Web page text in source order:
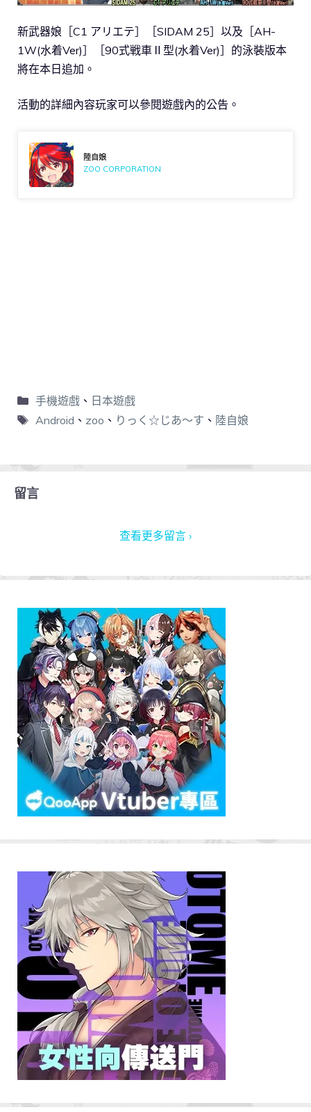
新武器娘［C1 アリエテ］［SIDAM 25］以及［AH-
1W(水着Ver)］［90式戦車Ⅱ型(水着Ver)］的泳裝版本
將在本日追加。
活動的詳細內容玩家可以參閱遊戲內的公告。
陸自娘
ZOO CORPORATION
手機遊戲、 日本遊戲
Android 、 zoo 、 りっく☆じあ～す 、 陸自娘
留言
查看更多留言 ›